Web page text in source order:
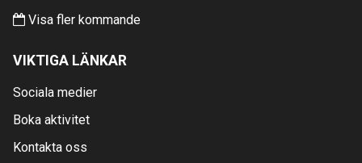
Visa fler kommande
VIKTIGA LÄNKAR
Sociala medier
Boka aktivitet
Kontakta oss